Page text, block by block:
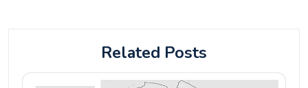
Related Posts